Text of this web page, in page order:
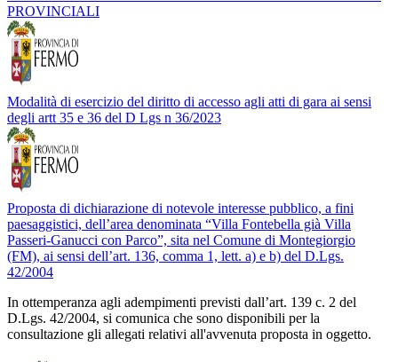
PROVINCIALI
Modalità di esercizio del diritto di accesso agli atti di gara ai sensi
degli artt 35 e 36 del D Lgs n 36/2023
Proposta di dichiarazione di notevole interesse pubblico, a fini
paesaggistici, dell’area denominata “Villa Fontebella già Villa
Passeri-Ganucci con Parco”, sita nel Comune di Montegiorgio
(FM), ai sensi dell’art. 136, comma 1, lett. a) e b) del D.Lgs.
42/2004
In ottemperanza agli adempimenti previsti dall’art. 139 c. 2 del
D.Lgs. 42/2004, si comunica che sono disponibili per la
consultazione gli allegati relativi all'avvenuta proposta in oggetto.